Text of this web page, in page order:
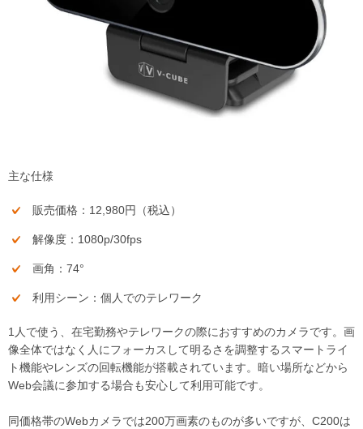
主な仕様
販売価格：12,980円（税込）
解像度：1080p/30fps
画角：74°
利用シーン：個人でのテレワーク
1人で使う、在宅勤務やテレワークの際におすすめのカメラです。画
像全体ではなく人にフォーカスして明るさを調整するスマートライ
ト機能やレンズの回転機能が搭載されています。暗い場所などから
Web会議に参加する場合も安心して利用可能です。
同価格帯のWebカメラでは200万画素のものが多いですが、C200は